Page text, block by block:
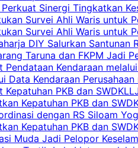
Sinergi Tingkatkan
Survei Ahli Waris untuk
Survei Ahli Waris untuk
DIY Salurkan
Taruna dan FKPM Jadi
Pendataan Kendaraan
Data Kendaraan
Kepatuhan PKB dan
Kepatuhan PKB dan
dengan RS Siloam
Kepatuhan PKB dan
Muda Jadi Pelopor